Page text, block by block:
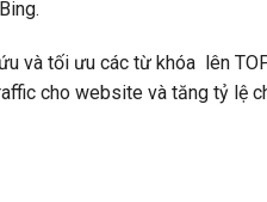
và tối ưu các từ khóa lên
cho website và tăng tỷ lệ